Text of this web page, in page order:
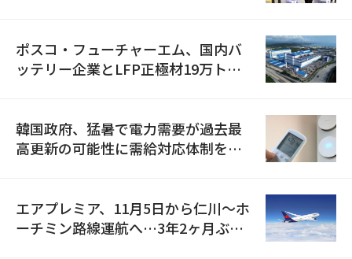
ポスコ・フューチャーエム、国内バ
ッテリー企業とLFP正極材19万トン
韓国政府、猛暑で電力需要が過去最
高更新の可能性に需給対応体制を点
エアプレミア、11月5日から仁川〜ホ
ーチミン路線運航へ…3年2ヶ月ぶり